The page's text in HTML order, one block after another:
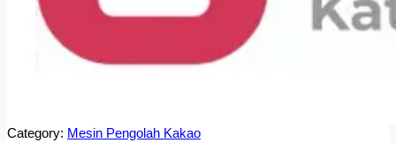
Category: Mesin Pengolah Kakao